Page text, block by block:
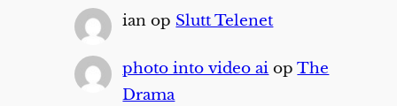
ian op Slutt Telenet
photo into video ai opThe
Drama